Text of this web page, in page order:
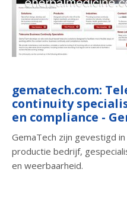
gematech.com:
continuity
en compliance -
GemaTech zijn gevestigd
productie bedrijf,
en weerbaarheid.